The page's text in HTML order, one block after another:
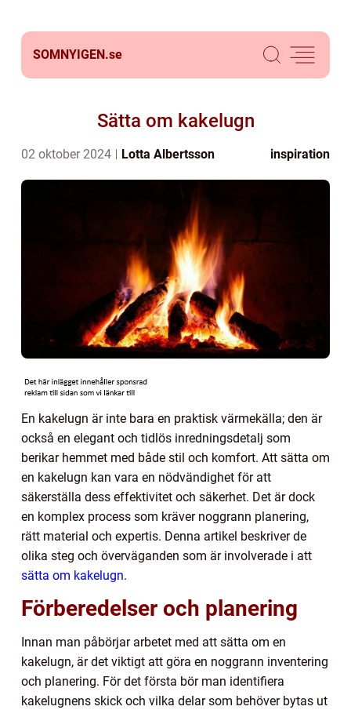
SOMNYIGEN.se
Sätta om kakelugn
02 oktober 2024 Lotta Albertsson inspiration
En kakelugn är inte bara en praktisk värmekälla; den är
också en elegant och tidlös inredningsdetalj som
berikar hemmet med både stil och komfort. Att sätta om
en kakelugn kan vara en nödvändighet för att
säkerställa dess effektivitet och säkerhet. Det är dock
en komplex process som kräver noggrann planering,
rätt material och expertis. Denna artikel beskriver de
olika steg och överväganden som är involverade i att
sätta om kakelugn.
Förberedelser och planering
Innan man påbörjar arbetet med att sätta om en
kakelugn, är det viktigt att göra en noggrann inventering
och planering. För det första bör man identifiera
kakelugnens skick och vilka delar som behöver bytas ut